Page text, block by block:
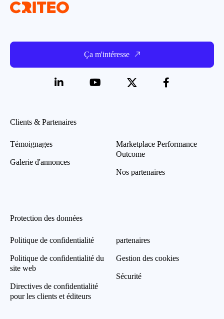
Ça m'intéresse
Clients & Partenaires
Témoignages
Galerie d'annonces
Marketplace Performance
Outcome
Nos partenaires
Protection des données
Politique de confidentialité
Politique de confidentialité du
site web
Directives de confidentialité
pour les clients et éditeurs
partenaires
Gestion des cookies
Sécurité